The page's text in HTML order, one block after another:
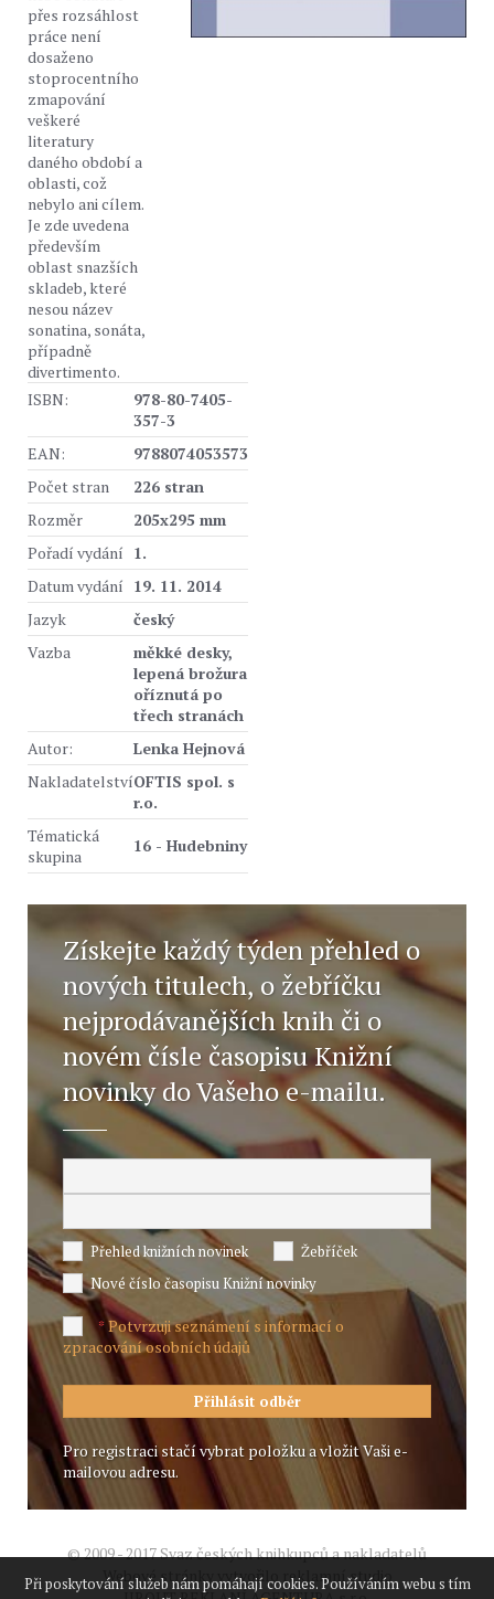
přes rozsáhlost
práce není
dosaženo
stoprocentního
zmapování
veškeré
literatury
daného období a
oblasti, což
nebylo ani cílem.
Je zde uvedena
především
oblast snazších
skladeb, které
nesou název
sonatina, sonáta,
případně
divertimento.
ISBN:
978-80-7405-
357-3
EAN:
9788074053573
Počet stran
226 stran
Rozměr
205x295 mm
Pořadí vydání 1.
Datum vydání 19. 11. 2014
Jazyk
český
Vazba
měkké desky,
lepená brožura
oříznutá po
třech stranách
Autor:
Lenka Hejnová
NakladatelstvíOFTIS spol. s
r.o.
Tématická
skupina
16 - Hudebniny
Získejte každý týden přehled o
nových titulech, o žebříčku
nejprodávanějších knih či o
novém čísle časopisu Knižní
novinky do Vašeho e-mailu.
Přehled knižních novinek
Žebříček
Nové číslo časopisu Knižní novinky
*Potvrzuji seznámení s informací o
zpracování osobních údajů
Pro registraci stačí vybrat položku a vložit Vaši e-
mailovou adresu.
© 2009 - 2017 Svaz českých knihkupců a nakladatelů
Webové stránky vytvořilo reklamní studio
Při poskytování služeb nám pomáhají cookies. Používáním webu s tím